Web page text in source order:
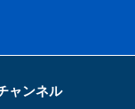
ャンネル